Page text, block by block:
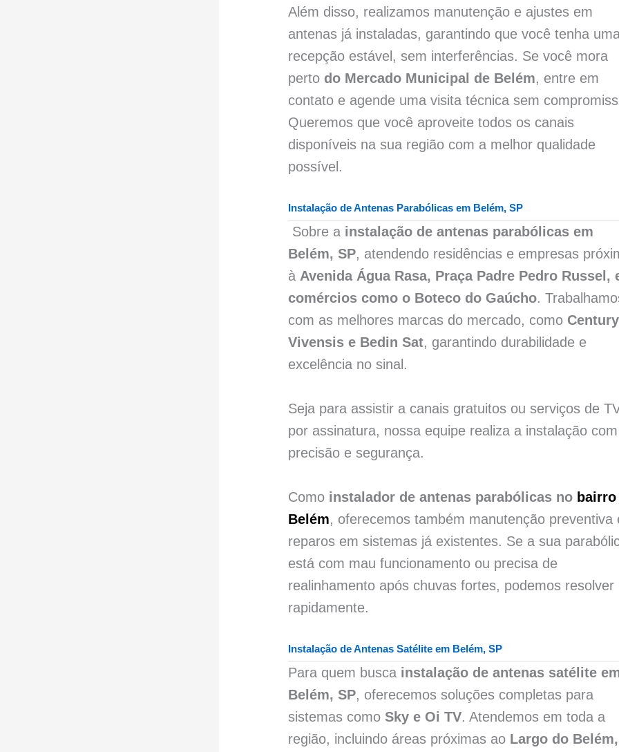
Além disso, realizamos manutenção e ajustes em
antenas já instaladas, garantindo que você tenha
recepção estável, sem interferências. Se você mora
perto do Mercado Municipal de Belém, entre em
contato e agende uma visita técnica sem
Queremos que você aproveite todos os canais
disponíveis na sua região com a melhor qualidade
possível.
Instalação de Antenas Parabólicas em Belém, SP
Sobre a instalação de antenas parabólicas em
Belém, SP, atendendo residências e empresas
à Avenida Água Rasa, Praça Padre Pedro Russel,
comércios como o Boteco do Gaúcho.
com as melhores marcas do mercado, como
Vivensis e Bedin Sat, garantindo durabilidade e
excelência no sinal.
Seja para assistir a canais gratuitos ou serviços de
por assinatura, nossa equipe realiza a instalação com
precisão e segurança.
Como instalador de antenas parabólicas no bairro
Belém, oferecemos também manutenção preventiva
reparos em sistemas já existentes. Se a sua
está com mau funcionamento ou precisa de
realinhamento após chuvas fortes, podemos resolver
rapidamente.
Instalação de Antenas Satélite em Belém, SP
Para quem busca instalação de antenas satélite
Belém, SP, oferecemos soluções completas para
sistemas comoSky e Oi TV. Atendemos em toda a
região, incluindo áreas próximas ao Largo do Belém,